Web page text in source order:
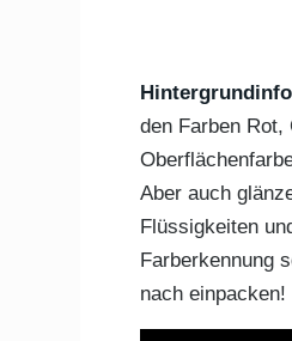
den Farben
Aber auch
Flüssigkeiten
Farberkennung
nach einpacken!